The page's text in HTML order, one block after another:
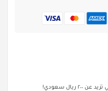
ريال سعودي!